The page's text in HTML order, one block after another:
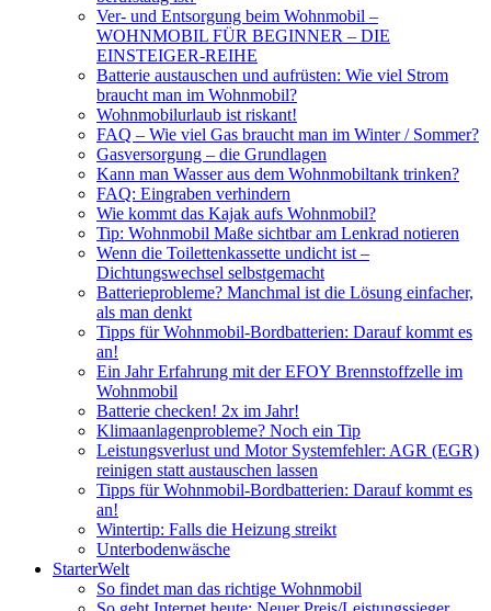
Ver- und Entsorgung beim Wohnmobil –
WOHNMOBIL FÜR BEGINNER – DIE
EINSTEIGER-REIHE
Batterie austauschen und aufrüsten: Wie viel Strom
braucht man im Wohnmobil?
Wohnmobilurlaub ist riskant!
FAQ – Wie viel Gas braucht man im Winter / Sommer?
Gasversorgung – die Grundlagen
Kann man Wasser aus dem Wohnmobiltank trinken?
FAQ: Eingraben verhindern
Wie kommt das Kajak aufs Wohnmobil?
Tip: Wohnmobil Maße sichtbar am Lenkrad notieren
Wenn die Toilettenkassette undicht ist –
Dichtungswechsel selbstgemacht
Batterieprobleme? Manchmal ist die Lösung einfacher,
als man denkt
Tipps für Wohnmobil-Bordbatterien: Darauf kommt es
an!
Ein Jahr Erfahrung mit der EFOY Brennstoffzelle im
Wohnmobil
Batterie checken! 2x im Jahr!
Klimaanlagenprobleme? Noch ein Tip
Leistungsverlust und Motor Systemfehler: AGR (EGR)
reinigen statt austauschen lassen
Tipps für Wohnmobil-Bordbatterien: Darauf kommt es
an!
Wintertip: Falls die Heizung streikt
Unterbodenwäsche
StarterWelt
So findet man das richtige Wohnmobil